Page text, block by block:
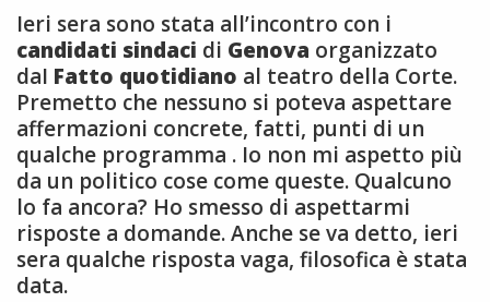
Ieri sera sono stata all’incontro con i
candidati sindaci di Genova organizzato
daI Fatto quotidiano al teatro della Corte.
Premetto che nessuno si poteva aspettare
affermazioni concrete, fatti, punti di un
qualche programma . Io non mi aspetto più
da un politico cose come queste. Qualcuno
lo fa ancora? Ho smesso di aspettarmi
risposte a domande. Anche se va detto, ieri
sera qualche risposta vaga, filosofica è stata
data.